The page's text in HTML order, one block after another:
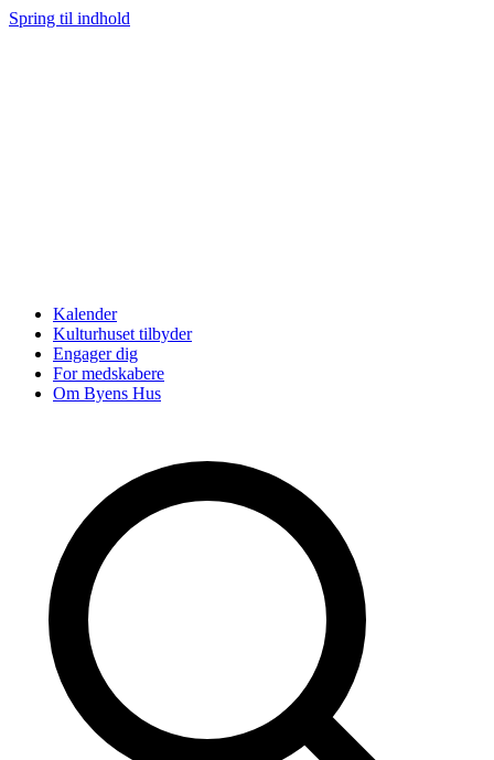
Spring til indhold
Kalender
Kulturhuset tilbyder
Engager dig
For medskabere
Om Byens Hus